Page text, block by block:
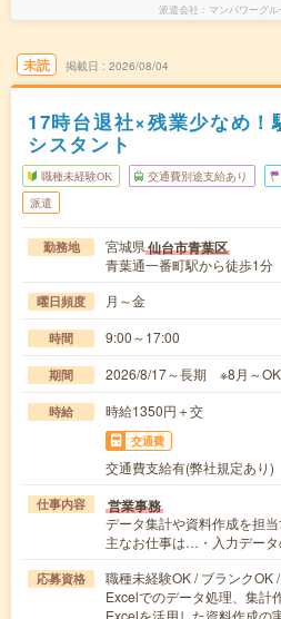
派遣会社 マンパワーグ
未読 掲載日 2026/08/04
17時台退社×残業少なめ！
シスタント
職種未経験OK 交通費別途支給あり
派遣
勤務地 宮城県仙台市青葉区
青葉通一番町駅から徒歩1分
曜日頻度 月～金
時間 9:00～17:00
期間 2026/8/17～長期 ※8月～OK
時給 時給1350円＋交
交通費
交通費支給有(弊社規定あり)
仕事内容 営業事務
データ集計や資料作成を担
主なお仕事は…・入力デー
応募資格
職種未経験OK / ブランクOK
Excelでのデータ処理、集計
Excelを活用した資料作成の